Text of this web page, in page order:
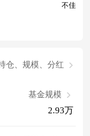
不佳
仓、规模、分红
基金规模
2.93万